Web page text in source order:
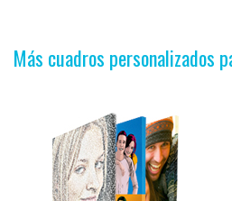
Más cuadros personalizados